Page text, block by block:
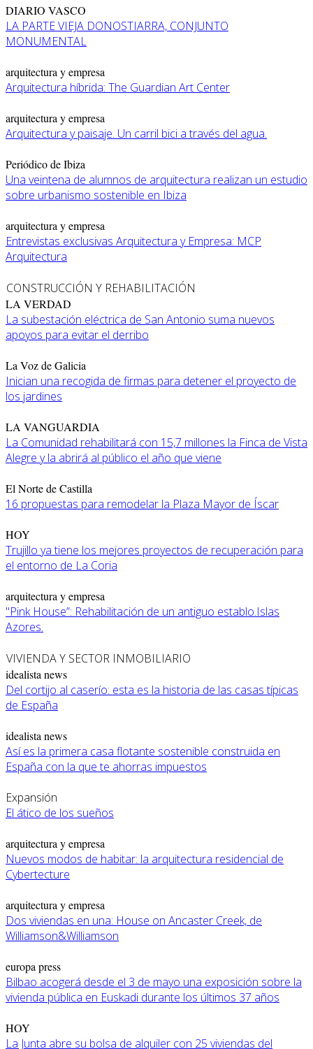
DIARIO VASCO
LA PARTE VIEJA DONOSTIARRA, CONJUNTO
MONUMENTAL
arquitectura y empresa
Arquitectura híbrida: The Guardian Art Center
arquitectura y empresa
Arquitectura y paisaje. Un carril bici a través del agua.
Periódico de Ibiza
Una veintena de alumnos de arquitectura realizan un estudio
sobre urbanismo sostenible en Ibiza
arquitectura y empresa
Entrevistas exclusivas Arquitectura y Empresa: MCP
Arquitectura
CONSTRUCCIÓN Y REHABILITACIÓN
LA VERDAD
La subestación eléctrica de San Antonio suma nuevos
apoyos para evitar el derribo
La Voz de Galicia
Inician una recogida de firmas para detener el proyecto de
los jardines
LA VANGUARDIA
La Comunidad rehabilitará con 15,7 millones la Finca de Vista
Alegre y la abrirá al público el año que viene
El Norte de Castilla
16 propuestas para remodelar la Plaza Mayor de Íscar
HOY
Trujillo ya tiene los mejores proyectos de recuperación para
el entorno de La Coria
arquitectura y empresa
"Pink House”: Rehabilitación de un antiguo establo.Islas
Azores.
VIVIENDA Y SECTOR INMOBILIARIO
idealista news
Del cortijo al caserío: esta es la historia de las casas típicas
de España
idealista news
Así es la primera casa flotante sostenible construida en
España con la que te ahorras impuestos
Expansión
El ático de los sueños
arquitectura y empresa
Nuevos modos de habitar: la arquitectura residencial de
Cybertecture
arquitectura y empresa
Dos viviendas en una: House on Ancaster Creek, de
Williamson&Williamson
europa press
Bilbao acogerá desde el 3 de mayo una exposición sobre la
vivienda pública en Euskadi durante los últimos 37 años
HOY
La Junta abre su bolsa de alquiler con 25 viviendas del